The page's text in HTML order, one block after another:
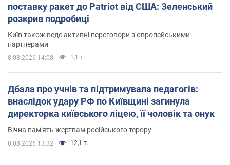
поставку ракет до Patriot від США: Зеленський
розкрив подробиці
Київ також веде активні переговори з європейськими
партнерами
8.08.2026 14:08 1,1 т.
Дбала про учнів та підтримувала педагогів:
внаслідок удару РФ по Київщині загинула
директорка київського ліцею, її чоловік та онук
Вічна пам'ять жертвам російського терору
8.08.2026 13:32 12,1 т.